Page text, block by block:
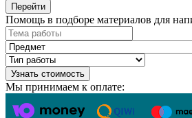
Перейти
Помощь в подборе материалов для
Узнать стоимость
Мы принимаем к оплате: